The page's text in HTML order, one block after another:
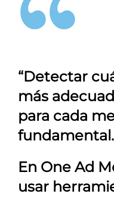
“Detectar
más
para cada
fundamental.
En One Ad
usar